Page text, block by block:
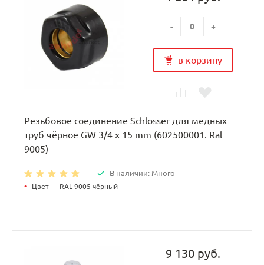
- +
в корзину
Резьбовое соединение Schlosser для медных
труб чёрное GW 3/4 x 15 mm (602500001. Ral
9005)
В наличии: Много
• Цвет — RAL 9005 чёрный
9 130 руб.